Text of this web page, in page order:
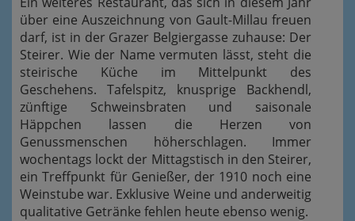
über eine Auszeichnung von Gault-Millau freuen
darf, ist in der Grazer Belgiergasse zuhause: Der
Steirer. Wie der Name vermuten lässt, steht die
steirische Küche im Mittelpunkt des
Geschehens. Tafelspitz, knusprige Backhendl,
zünftige Schweinsbraten und saisonale
Häppchen lassen die Herzen von
Genussmenschen höherschlagen. Immer
wochentags lockt der Mittagstisch in den Steirer,
ein Treffpunkt für Genießer, der 1910 noch eine
Weinstube war. Exklusive Weine und anderweitig
qualitative Getränke fehlen heute ebenso wenig.